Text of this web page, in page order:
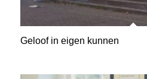
Geloof in eigen kunnen